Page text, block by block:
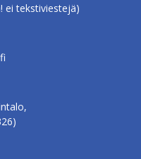
ei tekstiviestejä)